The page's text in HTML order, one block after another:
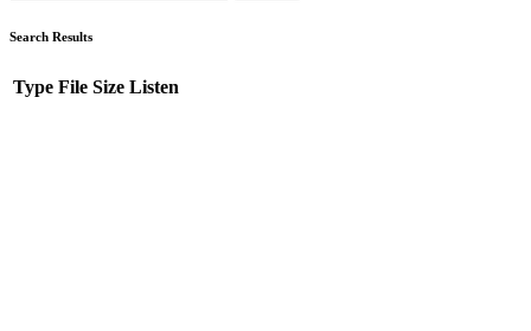
Search Results
Type File Size Listen